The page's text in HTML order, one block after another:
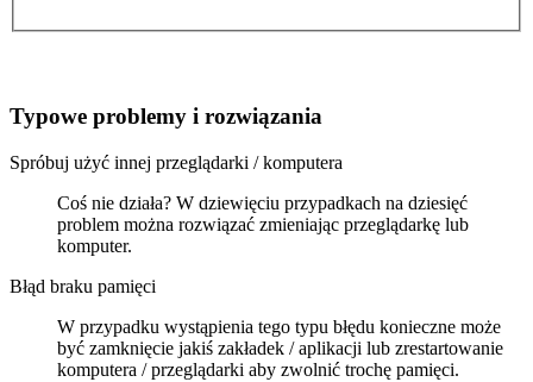
Typowe problemy i rozwiązania
Spróbuj użyć innej przeglądarki / komputera
Coś nie działa? W dziewięciu przypadkach na dziesięć
problem można rozwiązać zmieniając przeglądarkę lub
komputer.
Błąd braku pamięci
W przypadku wystąpienia tego typu błędu konieczne może
być zamknięcie jakiś zakładek / aplikacji lub zrestartowanie
komputera / przeglądarki aby zwolnić trochę pamięci.